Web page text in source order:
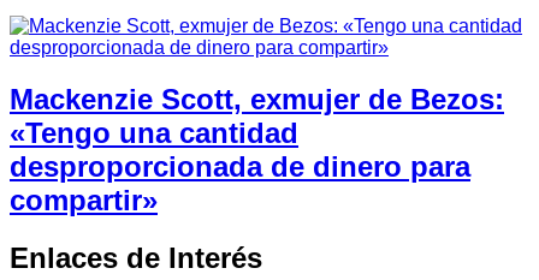
Mackenzie Scott, exmujer de Bezos:
«Tengo una cantidad
desproporcionada de dinero para
compartir»
Enlaces de Interés